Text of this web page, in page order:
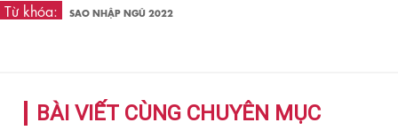
Từ khóa: SAO NHẬP NGŨ 2022
BÀI VIẾT CÙNG CHUYÊN MỤC